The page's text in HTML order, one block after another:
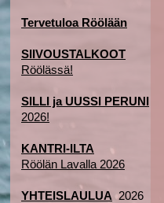
Tervetuloa Röölään
SIIVOUSTALKOOT
Röölässä!
SILLI ja UUSSI PERUNI
2026!
KANTRI-ILTA
Röölän Lavalla 2026
YHTEISLAULUA 2026